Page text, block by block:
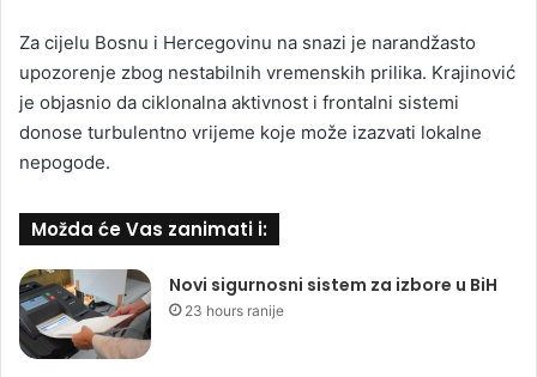
Za cijelu Bosnu i Hercegovinu na snazi je narandžasto
upozorenje zbog nestabilnih vremenskih prilika. Krajinović
je objasnio da ciklonalna aktivnost i frontalni sistemi
donose turbulentno vrijeme koje može izazvati lokalne
nepogode.
Možda će Vas zanimati i:
Novi sigurnosni sistem za izbore u BiH
23 hours ranije